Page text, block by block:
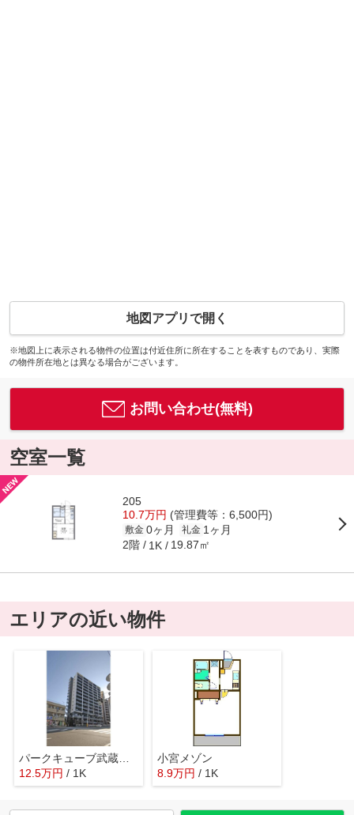
地図アプリで開く
※地図上に表示される物件の位置は付近住所に所在することを表すものであり、実際
の物件所在地とは異なる場合がございます。
お問い合わせ(無料)
空室一覧
205
10.7万円 (管理費等：6,500円)
敷金 0ヶ月 礼金 1ヶ月
2階 1K 19.87㎡
エリアの近い物件
パークキューブ武蔵小杉
12.5万円 / 1K
小宮メゾン
8.9万円 / 1K